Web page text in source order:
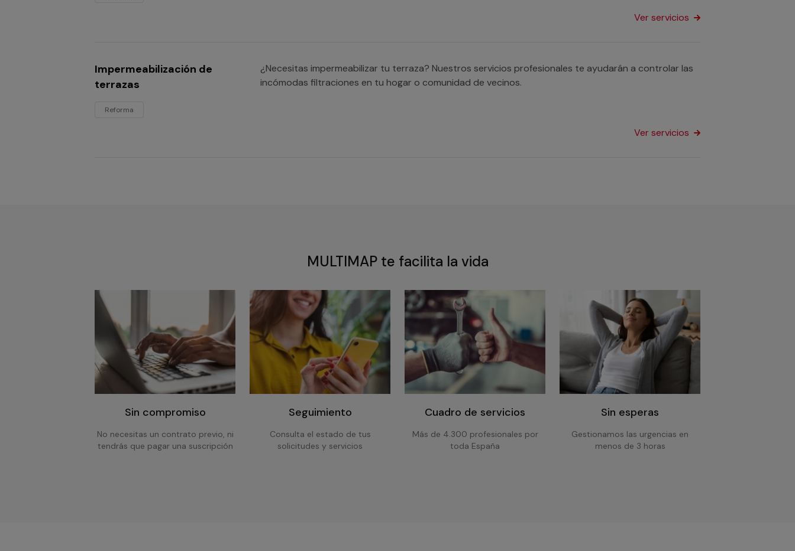
Ver servicios
Impermeabilización de
terrazas
Reforma
¿Necesitas impermeabilizar tu terraza? Nuestros servicios profesionales te ayudarán a controlar las
incómodas filtraciones en tu hogar o comunidad de vecinos.
Ver servicios
MULTIMAP te facilita la vida
Sin compromiso
No necesitas un contrato previo, ni
tendrás que pagar una suscripción
Seguimiento
Consulta el estado de tus
solicitudes y servicios
Cuadro de servicios
Más de 4.300 profesionales por
toda España
Sin esperas
Gestionamos las urgencias en
menos de 3 horas